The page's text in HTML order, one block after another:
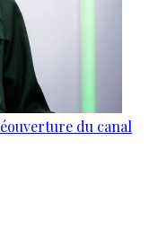
du canal